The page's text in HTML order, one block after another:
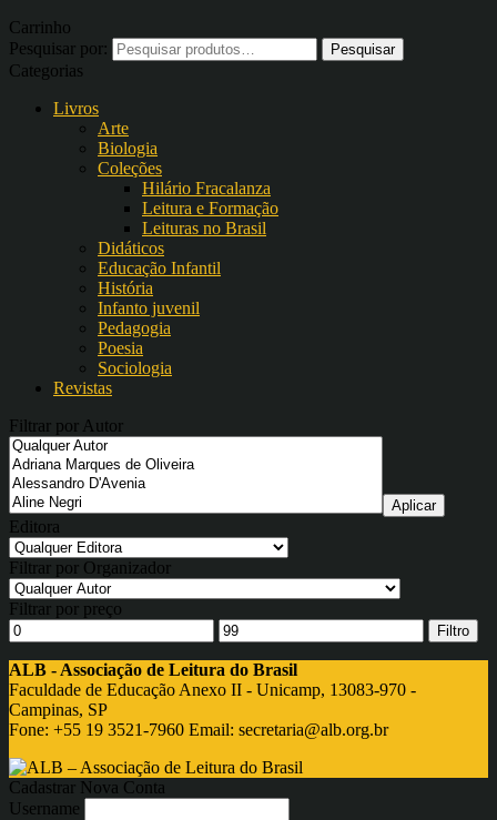
Carrinho
Pesquisar por:
Categorias
Livros
Arte
Biologia
Coleções
Hilário Fracalanza
Leitura e Formação
Leituras no Brasil
Didáticos
Educação Infantil
História
Infanto juvenil
Pedagogia
Poesia
Sociologia
Revistas
Filtrar por Autor
Editora
Filtrar por Organizador
Filtrar por preço
Filtro
ALB - Associação de Leitura do Brasil
Faculdade de Educação Anexo II - Unicamp, 13083-970 -
Campinas, SP
Fone: +55 19 3521-7960 Email: secretaria@alb.org.br
Cadastrar Nova Conta
Username